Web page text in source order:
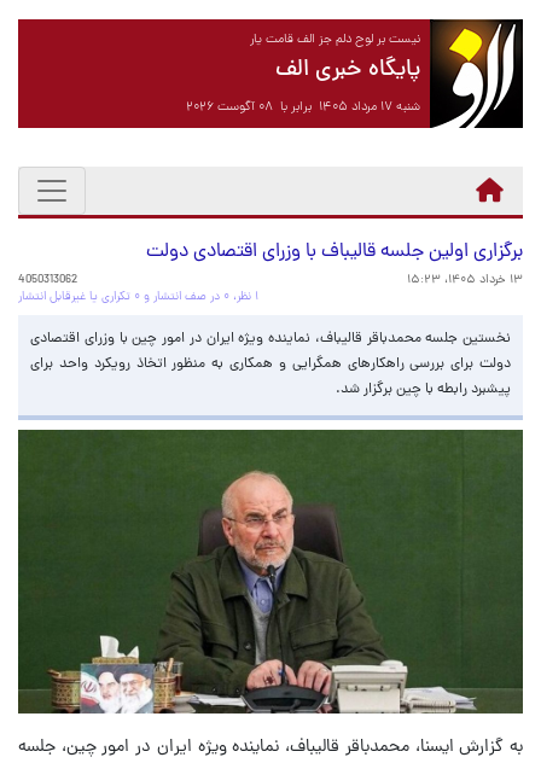
نیست بر لوح دلم جز الف قامت یار
پایگاه خبری الف
شنبه ۱۷ مرداد ۱۴۰۵ برابر با ۰۸ آگوست ۲۰۲۶
برگزاری اولین جلسه قالیباف با وزرای اقتصادی دولت
۱۳ خرداد ۱۴۰۵، ۱۵:۲۳
4050313062
۱ نظر، ۰ در صف انتشار و ۰ تکراری یا غیرقابل انتشار
نخستین جلسه محمدباقر قالیباف، نماینده ویژه ایران در امور چین با وزرای اقتصادی
دولت برای بررسی راهکارهای همگرایی و همکاری به منظور اتخاذ رویکرد واحد برای
پیشبرد رابطه با چین برگزار شد.
به گزارش ایسنا،‌ محمدباقر قالیباف، نماینده ویژه ایران در امور چین، جلسه